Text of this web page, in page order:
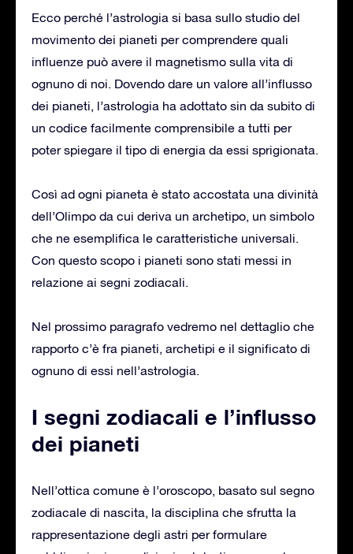
Ecco perché l’astrologia si basa sullo studio del
movimento dei pianeti per comprendere quali
influenze può avere il magnetismo sulla vita di
ognuno di noi. Dovendo dare un valore all’influsso
dei pianeti, l’astrologia ha adottato sin da subito di
un codice facilmente comprensibile a tutti per
poter spiegare il tipo di energia da essi sprigionata.
Così ad ogni pianeta è stato accostata una divinità
dell’Olimpo da cui deriva un archetipo, un simbolo
che ne esemplifica le caratteristiche universali.
Con questo scopo i pianeti sono stati messi in
relazione ai segni zodiacali.
Nel prossimo paragrafo vedremo nel dettaglio che
rapporto c’è fra pianeti, archetipi e il significato di
ognuno di essi nell’astrologia.
I segni zodiacali e l’influsso
dei pianeti
Nell’ottica comune è l’oroscopo, basato sul segno
zodiacale di nascita, la disciplina che sfrutta la
rappresentazione degli astri per formulare